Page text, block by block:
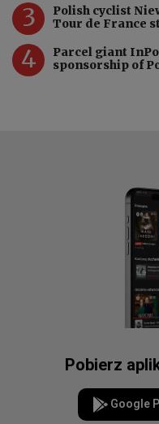
3
Polish cyclist
Tour de France
4
Parcel giant
sponsorship of
Pobierz
Google